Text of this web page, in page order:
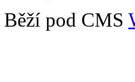
Běží pod CMS